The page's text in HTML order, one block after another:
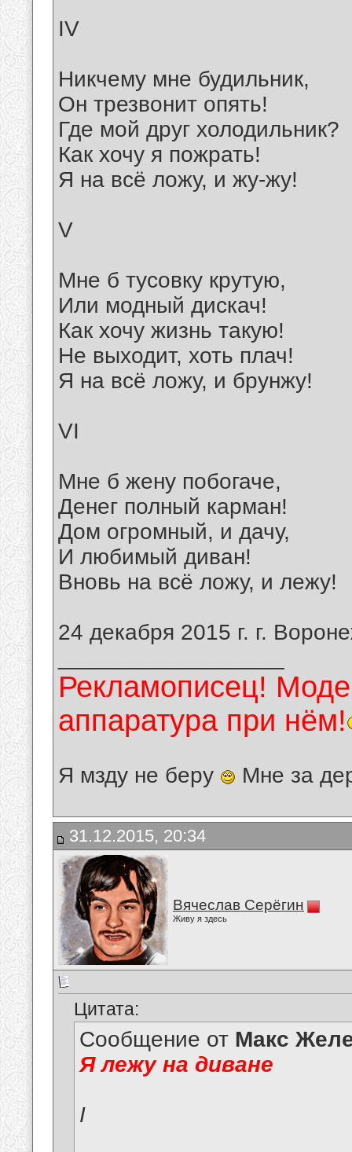
IV
Никчему мне будильник,
Он трезвонит опять!
Где мой друг холодильник?
Как хочу я пожрать!
Я на всё ложу, и жу-жу!
V
Мне б тусовку крутую,
Или модный дискач!
Как хочу жизнь такую!
Не выходит, хоть плач!
Я на всё ложу, и брунжу!
VI
Мне б жену побогаче,
Денег полный карман!
Дом огромный, и дачу,
И любимый диван!
Вновь на всё ложу, и лежу!
24 декабря 2015 г. г.
Рекламописец!
аппаратура при нём!
Я мзду не беру Мне за
31.12.2015, 20:34
Вячеслав Серёгин
Живу я здесь
Цитата:
Сообщение от Макс
Я лежу на диване
I